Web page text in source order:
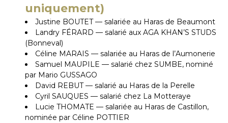
uniquement)
Justine BOUTET — salariée au Haras de Beaumont
Landry FÉRARD — salarié aux AGA KHAN’S STUDS
(Bonneval)
Céline MARAIS — salariée au Haras de l’Aumonerie
Samuel MAUPILE — salarié chez SUMBE, nominé
par Mario GUSSAGO
David REBUT — salarié au Haras de la Perelle
Cyril SAUQUES — salarié chez La Motteraye
Lucie THOMATE — salariée au Haras de Castillon,
nominée par Céline POTTIER